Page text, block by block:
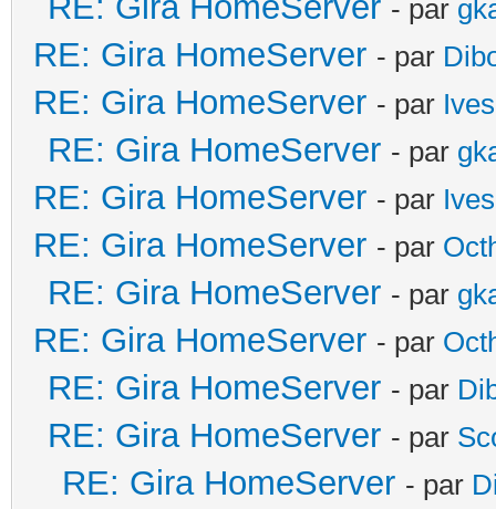
- par
RE: Gira HomeServer - par
RE: Gira HomeServer - par Ives
RE: Gira HomeServer - par
RE: Gira HomeServer - par Ives
RE: Gira HomeServer - par
RE: Gira HomeServer - par
RE: Gira HomeServer - par
RE: Gira HomeServer - par
RE: Gira HomeServer - par
RE: Gira HomeServer - par